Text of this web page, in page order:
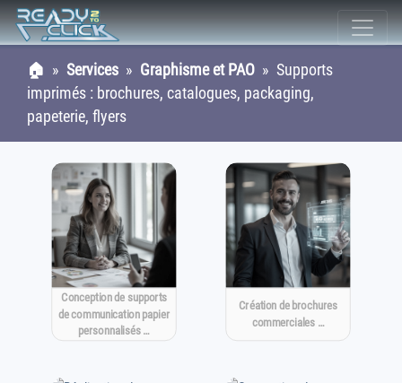
🏠 » Services » Graphisme et PAO » Supports
imprimés : brochures, catalogues, packaging,
papeterie, flyers
Conception de supports
de communication papier
personnalisés …
Création de brochures
commerciales …